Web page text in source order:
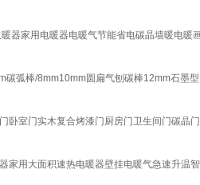
器家用电暖器电暖气节能省电碳晶墙暖电暖
碳弧棒/8mm10mm圆扁气刨碳棒12mm石墨
卧室门实木复合烤漆门厨房门卫生间门碳晶
家用大面积速热电暖器壁挂电暖气急速升温